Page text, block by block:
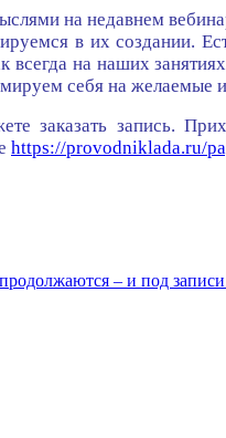
на недавнем
в их создании.
всегда на наших
себя на желаемые
заказать запись.
https://provodniklada.ru/
– и под